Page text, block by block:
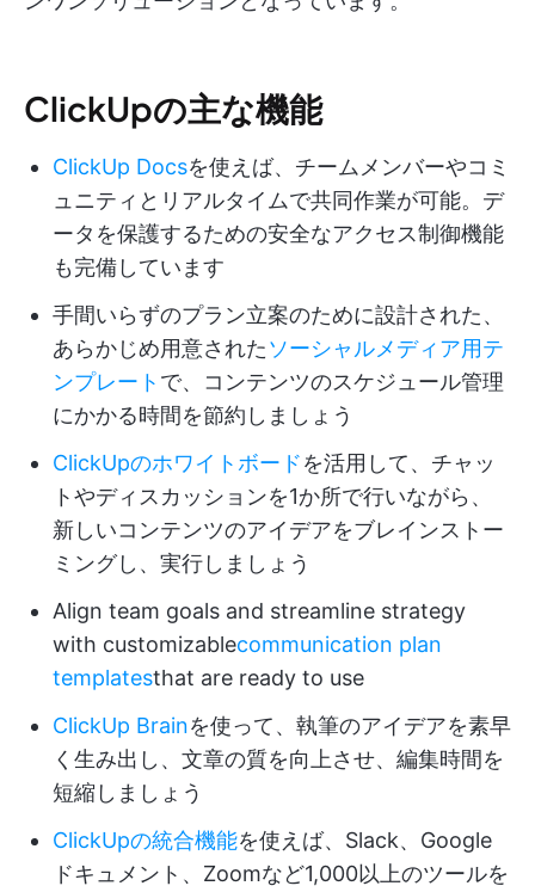
ClickUpの主な機能
ClickUp Docsを使えば、チームメンバーやコミ
ュニティとリアルタイムで共同作業が可能。デ
ータを保護するための安全なアクセス制御機能
も完備しています
手間いらずのプラン立案のために設計された、
あらかじめ用意されたソーシャルメディア用テ
ンプレート で、コンテンツのスケジュール管理
にかかる時間を節約しましょう
ClickUpのホワイトボードを活用して、チャッ
トやディスカッションを1か所で行いながら、
新しいコンテンツのアイデアをブレインストー
ミングし、実行しましょう
Align team goals and streamline strategy
with customizablecommunication plan
templatesthat are ready to use
ClickUp Brainを使って、執筆のアイデアを素早
く生み出し、文章の質を向上させ、編集時間を
短縮しましょう
ClickUpの統合機能を使えば、Slack、Google
ドキュメント、Zoomなど1,000以上のツールを